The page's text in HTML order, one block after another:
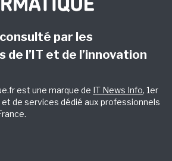
par les
l’IT et de l’innovation
est une marque de IT News Info, 1er
de services dédié aux professionnels